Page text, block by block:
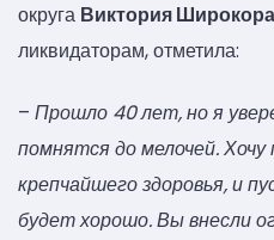
округа Виктория
ликвидаторам, отметила:
– Прошло 40 лет, но я
помнятся до мелочей.
крепчайшего здоровья, и
будет хорошо. Вы внесли